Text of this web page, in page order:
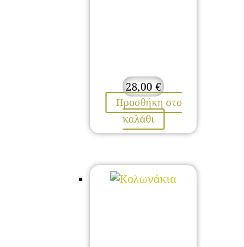
28,00 €
Προσθήκη στο
καλάθι